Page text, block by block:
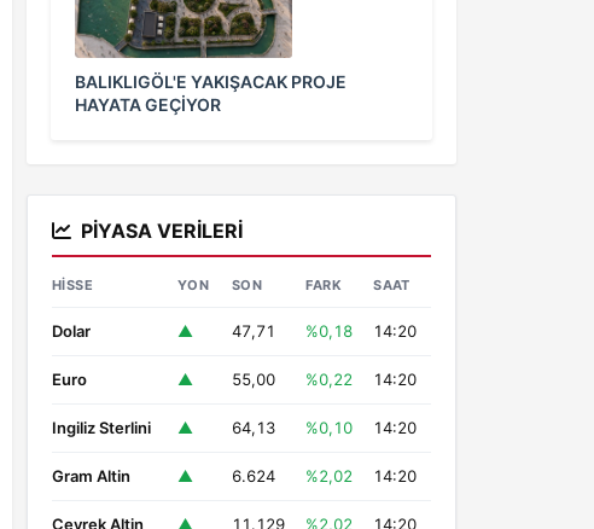
BALIKLIGÖL'E YAKIŞACAK PROJE
HAYATA GEÇİYOR
PIYASA VERILERI
HISSE YON SON FARK SAAT
Dolar ▲ 47,71 %0,18 14:20
Euro ▲ 55,00 %0,22 14:20
Ingiliz Sterlini ▲ 64,13 %0,10 14:20
Gram Altin ▲ 6.624 %2,02 14:20
Ceyrek Altin ▲ 11.129 %2,02 14:20